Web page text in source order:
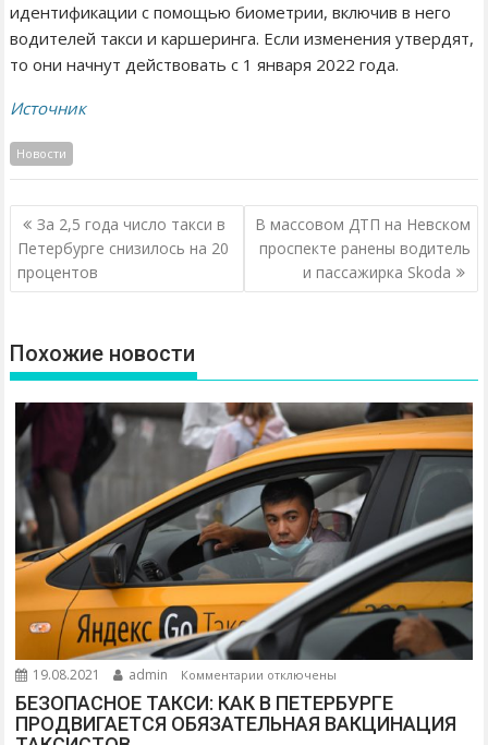
идентификации с помощью биометрии, включив в него
водителей такси и каршеринга. Если изменения утвердят,
то они начнут действовать с 1 января 2022 года.
Источник
Новости
Н
а
в
г
а
и
я
п
о
з
а
п
и
я
м
За 2,5 года число такси в
Петербурге снизилось на 20
процентов
В массовом ДТП на Невском
проспекте ранены водитель
и пассажирка Skoda
Похожие новости
19.08.2021 admin Комментарии к
з
а
отключены
БЕЗОПАСНОЕ ТАКСИ: КАК В ПЕТЕРБУРГЕ
ПРОДВИГАЕТСЯ ОБЯЗАТЕЛЬНАЯ ВАКЦИНАЦИЯ